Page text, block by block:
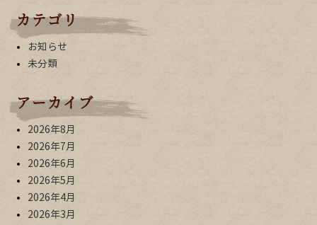
カテゴリ
お知らせ
未分類
アーカイブ
2026年8月
2026年7月
2026年6月
2026年5月
2026年4月
2026年3月